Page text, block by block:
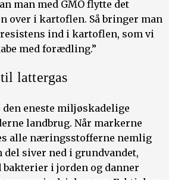
man med GMO flytte det
over i kartoflen. Så bringer man
ind i kartoflen, som vi
med forædling.”
lattergas
eneste miljøskadelige
landbrug. Når markerne
alle næringsstofferne nemlig
siver ned i grundvandet,
bakterier i jorden og danner